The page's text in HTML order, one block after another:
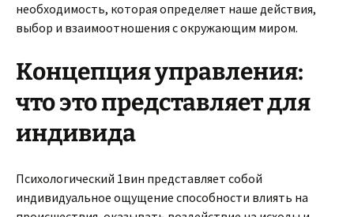
необходимость, которая определяет наше действия,
выбор и взаимоотношения с окружающим миром.
Концепция управления:
что это представляет для
индивида
Психологический 1вин представляет собой
индивидуальное ощущение способности влиять на